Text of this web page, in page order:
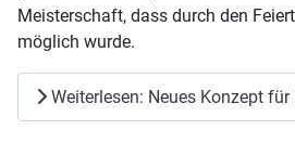
Meisterschaft, dass durch den
möglich wurde.
Weiterlesen: Neues Konzept